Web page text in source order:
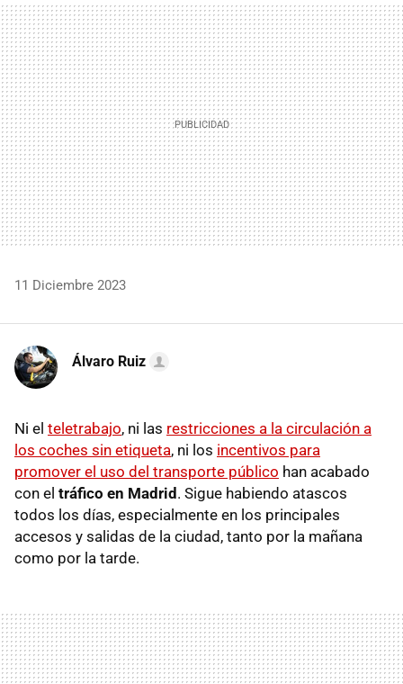
MAIL
11 Diciembre 2023
Álvaro Ruiz
Ni el teletrabajo, ni las restricciones a la circulación a
los coches sin etiqueta, ni los incentivos para
promover el uso del transporte público han acabado
con el tráfico en Madrid. Sigue habiendo atascos
todos los días, especialmente en los principales
accesos y salidas de la ciudad, tanto por la mañana
como por la tarde.